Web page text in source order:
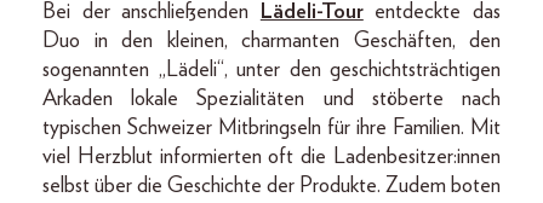
Bei der anschließenden Lädeli-Tourentdeckte das
Duo in den kleinen, charmanten Geschäften, den
sogenannten „Lädeli“, unter den geschichtsträchtigen
Arkaden lokale Spezialitäten und stöberte nach
typischen Schweizer Mitbringseln für ihre Familien. Mit
viel Herzblut informierten oft die Ladenbesitzer:innen
selbst über die Geschichte der Produkte. Zudem boten